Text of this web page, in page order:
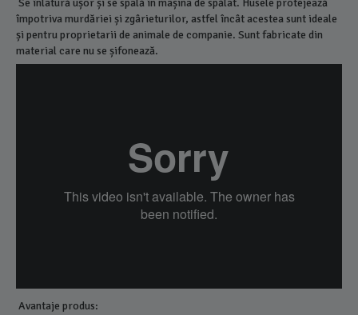
împotriva murdăriei și zgârieturilor, astfel încât acestea sunt ideale
și pentru proprietarii de animale de companie. Sunt fabricate din
material care nu se șifonează.
Avantaje produs: